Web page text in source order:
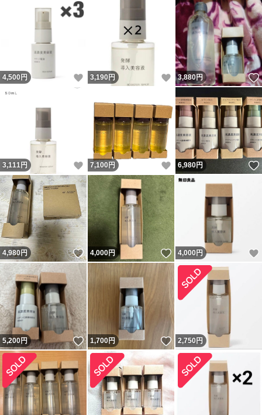
4,500 円 いいね！
3,190 円 いいね！
3,880円
3,111円 いいね！
7,100 円 いいね！
6,980円
4,980円 いいね！
4,000円 いいね！
4,000 円
5,200円 いいね！
1,700円 いいね！
2,750 円